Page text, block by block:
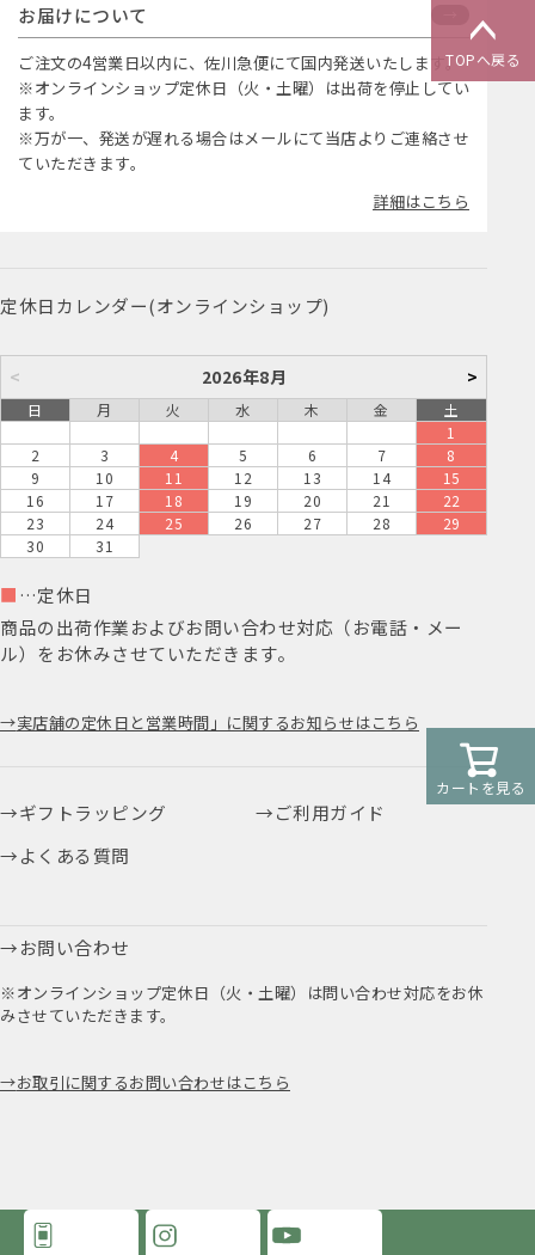
カートを見る
TOPへ戻る
お届けについて
ご注文の4営業日以内に、佐川急便にて国内発送いたします。
※オンラインショップ定休日（火・土曜）は出荷を停止してい
ます。
※万が一、発送が遅れる場合はメールにて当店よりご連絡させ
ていただきます。
詳細はこちら
定休日カレンダー(オンラインショップ)
< 2026年8月 >
日 月 火 水 木 金
土
1
2
3 4 5 6 7
8
9
10 11 12 13 14
15
16
17 18 19 20 21
22
23
24 25 26 27 28
29
30
31
■ …定休日
商品の出荷作業およびお問い合わせ対応（お電話・メー
ル）をお休みさせていただきます。
実店舗の定休日と営業時間」に関するお知らせはこちら
ギフトラッピング
ご利用ガイド
よくある質問
お問い合わせ
※オンラインショップ定休日（火・土曜）は問い合わせ対応をお休
みさせていただきます。
お取引に関するお問い合わせはこちら